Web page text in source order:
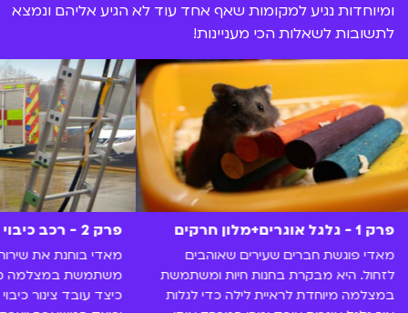
ומיוחדות נגיע למקומות שאף אחד עוד לא הגיע אליהם ונמצא
לתשובות לשאלות הכי מעניינות!
פרק 1 - גלגל אוגרים+מלון חרקים
מאדי פוגשת חברים שעירים שאוהבים
לזחול. היא מבקרת בחנות חיות ומשתמשת
במצלמה מיוחדת לראיית לילה כדי לגלות
פרק 2 - רכב כיבוי אש+מחזירי אור
מאדי בוחנת את
משתמשת במצלמה
כיצד עובד צינור